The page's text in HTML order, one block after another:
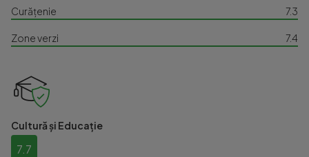
Curățenie 7.3
Zone verzi 7.4
Cultură și Educație
7.7